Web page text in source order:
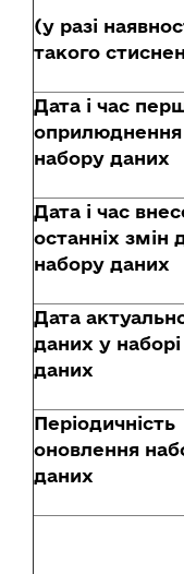
(у разі
такого
Дата і час
оприлюднення
набору даних
Дата і час
останніх змін
набору даних
Дата
даних у наборі
даних
Періодичність
оновлення
даних